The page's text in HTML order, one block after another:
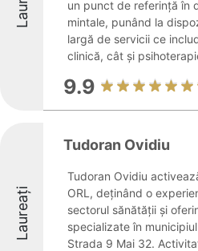
un punct de referință în
mintale, punând la
largă de servicii ce
clinică, cât și
9.9
Laureați
Tudoran Ovidiu
Tudoran Ovidiu
ORL, deținând o
sectorul sănătății și
specializate în
Strada 9 Mai 32.